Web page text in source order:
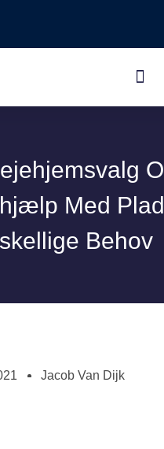
Med
Behov
Jacob Van Dijk